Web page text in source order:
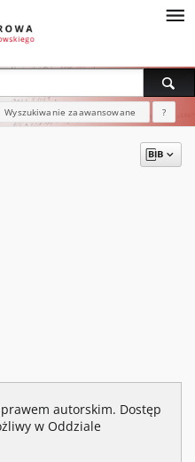
Wyszukiwanie zaawansowane ?
autorskim. Dostęp
w Oddziale